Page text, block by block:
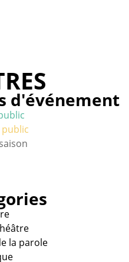
d'événement
public
la parole